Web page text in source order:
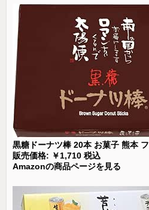
黒糖ドーナツ棒 20本 お菓子 熊本
販売価格: ￥1,710 税込
Amazonの商品ページを見る